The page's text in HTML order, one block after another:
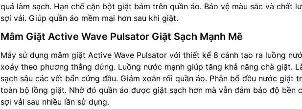
quả làm sạch. Hạn chế cặn bột giặt bám trên quần áo. Bảo vệ màu sắc và chất
sợi vải. Giúp quần áo mềm mại hơn sau khi giặt.
Mâm Giặt Active Wave Pulsator Giặt Sạch Mạnh Mẽ
Máy sử dụng mâm giặt Active Wave Pulsator với thiết kế 8 cánh tạo ra luồng
xoáy theo phương thẳng đứng. Luồng nước mạnh giúp tăng khả năng chà giặt.
sạch sâu các vết bẩn cứng đầu. Giảm xoắn rối quần áo. Phân bổ đều nước giặt
toàn bộ lồng giặt. Nhờ đó quần áo được giặt sạch hơn mà vẫn đảm bảo độ bền
sợi vải sau nhiều lần sử dụng.